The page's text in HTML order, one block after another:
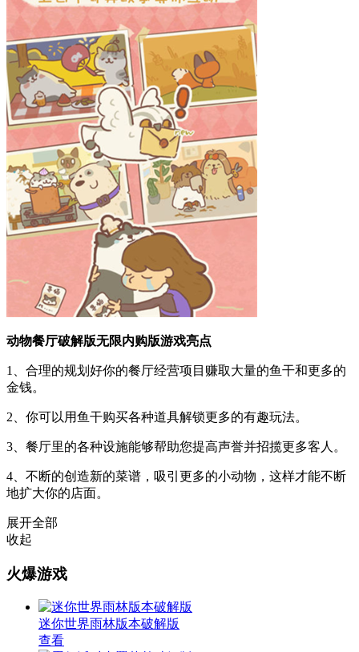
动物餐厅破解版无限内购版游戏亮点
1、合理的规划好你的餐厅经营项目赚取大量的鱼干和更多的
金钱。
2、你可以用鱼干购买各种道具解锁更多的有趣玩法。
3、餐厅里的各种设施能够帮助您提高声誉并招揽更多客人。
4、不断的创造新的菜谱，吸引更多的小动物，这样才能不断
地扩大你的店面。
展开全部
收起
火爆游戏
迷你世界雨林版本破解版
查看